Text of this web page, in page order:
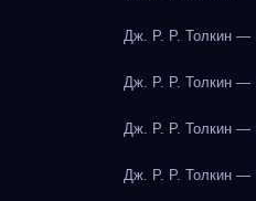
Дж. Р. Р. Толкин —
Дж. Р. Р. Толкин —
Дж. Р. Р. Толкин —
Дж. Р. Р. Толкин —